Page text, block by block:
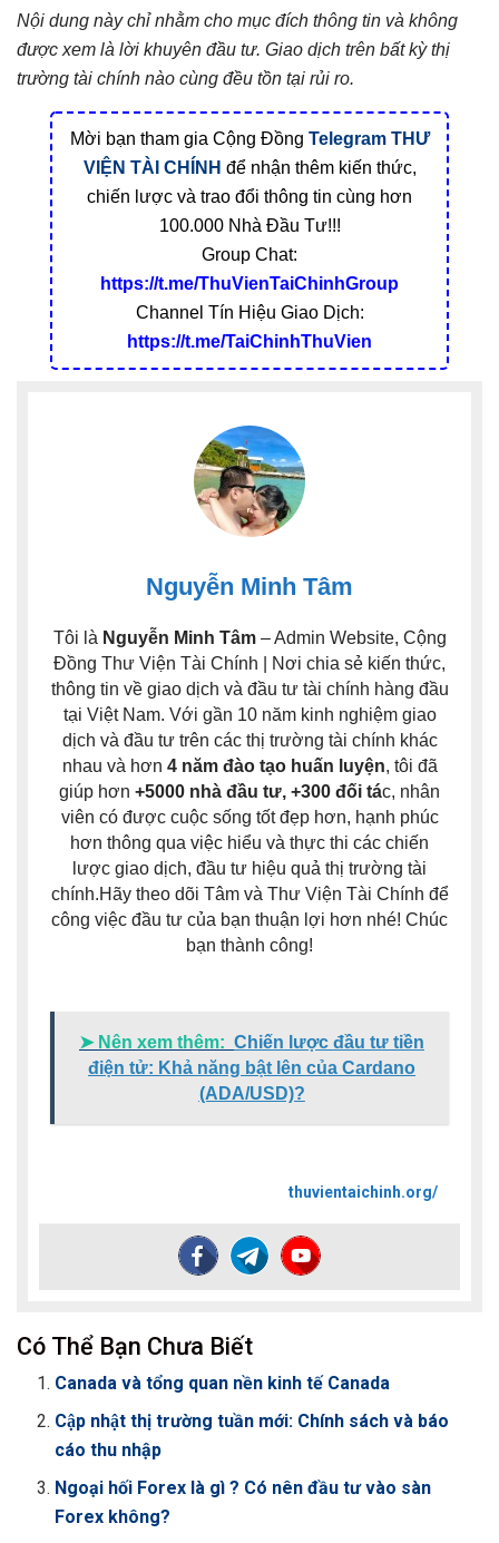
Nội dung này chỉ nhằm cho mục đích thông tin và không
được xem là lời khuyên đầu tư. Giao dịch trên bất kỳ thị
trường tài chính nào cùng đều tồn tại rủi ro.
Mời bạn tham gia Cộng Đồng Telegram THƯ
VIỆN TÀI CHÍNH để nhận thêm kiến thức,
chiến lược và trao đổi thông tin cùng hơn
100.000 Nhà Đầu Tư!!!
Group Chat:
https://t.me/ThuVienTaiChinhGroup
Channel Tín Hiệu Giao Dịch:
https://t.me/TaiChinhThuVien
Nguyễn Minh Tâm
Tôi là Nguyễn Minh Tâm– Admin Website, Cộng
Đồng Thư Viện Tài Chính | Nơi chia sẻ kiến thức,
thông tin về giao dịch và đầu tư tài chính hàng đầu
tại Việt Nam. Với gần 10 năm kinh nghiệm giao
dịch và đầu tư trên các thị trường tài chính khác
nhau và hơn 4 năm đào tạo huấn luyện, tôi đã
giúp hơn +5000 nhà đầu tư, +300 đối tác, nhân
viên có được cuộc sống tốt đẹp hơn, hạnh phúc
hơn thông qua việc hiểu và thực thi các chiến
lược giao dịch, đầu tư hiệu quả thị trường tài
chính.Hãy theo dõi Tâm và Thư Viện Tài Chính để
công việc đầu tư của bạn thuận lợi hơn nhé! Chúc
bạn thành công!
➤ Nên xem thêm: Chiến lược đầu tư tiền
điện tử: Khả năng bật lên của Cardano
(ADA/USD)?
thuvientaichinh.org/
Có Thể Bạn Chưa Biết
Canada và tổng quan nền kinh tế Canada
Cập nhật thị trường tuần mới: Chính sách và báo
cáo thu nhập
Ngoại hối Forex là gì ? Có nên đầu tư vào sàn
Forex không?